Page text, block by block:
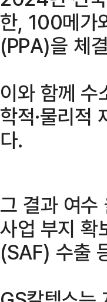
한, 100메가
(PPA)을 체
이와 함께 수
학적·물리적
다.
그 결과 여수
사업 부지 확
(SAF) 수출